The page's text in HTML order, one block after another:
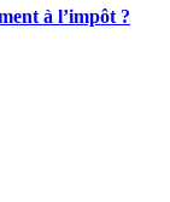
à l’impôt ?